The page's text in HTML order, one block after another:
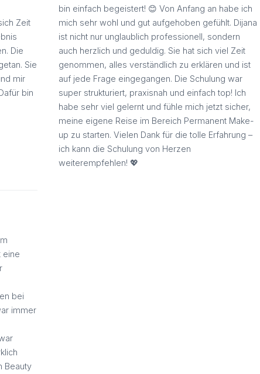
Zeit
Die
Sie
mir
bin
bin einfach begeistert! 😊 Von Anfang an habe ich
mich sehr wohl und gut aufgehoben gefühlt. Dijana
ist nicht nur unglaublich professionell, sondern
auch herzlich und geduldig. Sie hat sich viel Zeit
genommen, alles verständlich zu erklären und ist
auf jede Frage eingegangen. Die Schulung war
super strukturiert, praxisnah und einfach top! Ich
habe sehr viel gelernt und fühle mich jetzt sicher,
meine eigene Reise im Bereich Permanent Make-
up zu starten. Vielen Dank für die tolle Erfahrung –
ich kann die Schulung von Herzen
weiterempfehlen! 💖
eine
bei
immer
Beauty